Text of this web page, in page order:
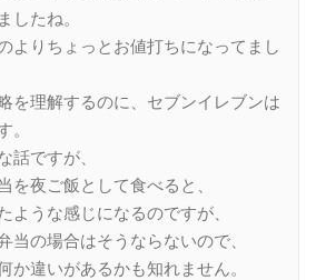
したね。
よりちょっとお値打ちになってまし
を理解するのに、セブンイレブンは
。
話ですが、
を夜ご飯として食べると、
ような感じになるのですが、
当の場合はそうならないので、
か違いがあるかも知れません。